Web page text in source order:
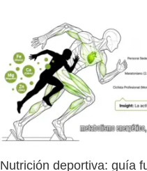
Nutrición deportiva: guía